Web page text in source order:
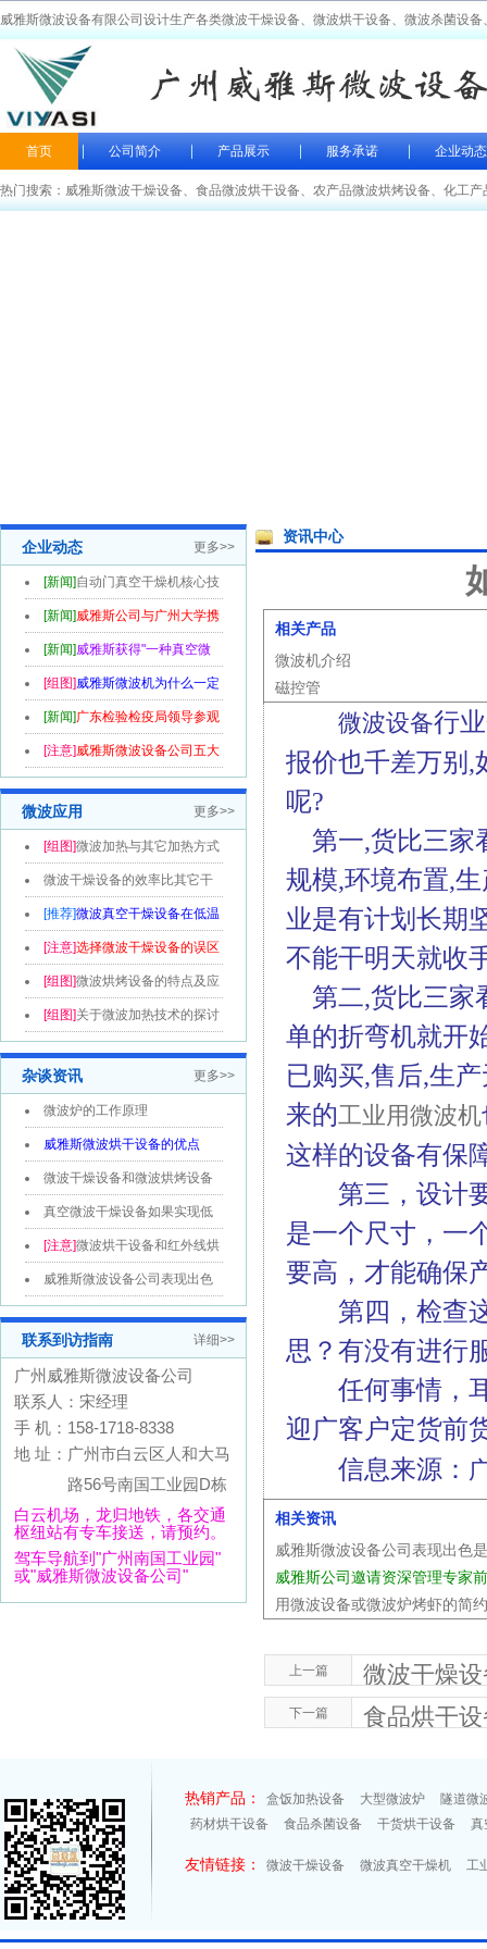
威雅斯微波设备有限公司设计生产各类微波干燥设备、微波烘干设备、微波杀菌设
首页 公司简介 产品展示 服务承诺 企业动态
热门搜索： 威雅斯微波干燥设备、 食品微波烘干设备、 农产品微波烘烤设备、 化工产
企业动态 更多>>
[新闻]自动门真空干燥机核心技
术喜获...
[新闻]威雅斯公司与广州大学携
手共创...
[新闻]威雅斯获得"一种真空微
波干燥机...
[组图]威雅斯微波机为什么一定
要款到...
[新闻]广东检验检疫局领导参观
威雅斯...
[注意]威雅斯微波设备公司五大
微波应用 更多>>
[组图]微波加热与其它加热方式
的区别...
微波干燥设备的效率比其它干
燥设备高...
[推荐]微波真空干燥设备在低温
烘干领...
[注意]选择微波干燥设备的误区
分析和...
[组图]微波烘烤设备的特点及应
用领域...
[组图]关于微波加热技术的探讨
杂谈资讯 更多>>
微波炉的工作原理
威雅斯微波烘干设备的优点
微波干燥设备和微波烘烤设备
的区别真空微波干燥设备如果实现低
温烘干的目...
[注意]微波烘干设备和红外线烘
干线的区...
威雅斯微波设备公司表现出色
联系到访指南 详细>>
广州威雅斯微波设备公司
联系人：宋经理
手 机：158-1718-8338
地 址：广州市白云区人和大马
路56号南国工业园D栋
白云机场，龙归地铁，各交通
枢纽站有专车接送，请预约。
驾车导航到"广州南国工业园"
或"威雅斯微波设备公司"
资讯中心
相关产品
微波机介绍
磁控管
微波设备行
报价也千差万别,
呢?
第一,货比三家
规模,环境布置,
业是有计划长期
不能干明天就收
第二,货比三家
单的折弯机就开
已购买,售后,生
来的工业用微波机
这样的设备有保
第三，设计要
是一个尺寸，一
要高，才能确保
第四，检查这
思？有没有进行
任何事情，耳
迎广客户定货前
信息来源：
相关资讯
威雅斯微波设备公司表现出色
威雅斯公司邀请资深管理专家
用微波设备或微波炉烤虾的简
上一篇 微波干燥
下一篇 食品烘干
热销产品： 盒饭加热设备 大型微波炉
隧道微
药材烘干设备
食品杀菌设备 干货烘干设备 真
友情链接： 微波干燥设备 微波真空干燥机 工